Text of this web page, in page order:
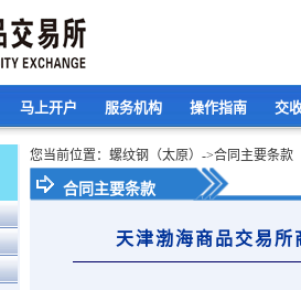
马上开户 服务机构 操作指南 交
您当前位置：螺纹钢（太原）->合同主要条款
合同主要条款
天津渤海商品交易